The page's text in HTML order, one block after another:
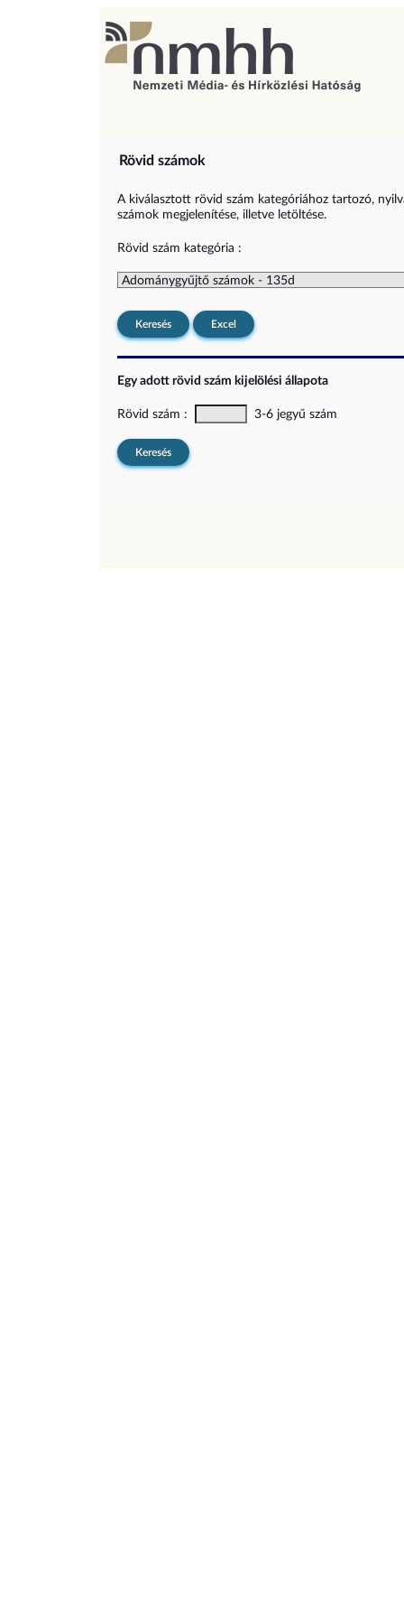
Rövid számok
A kiválasztott rövid szám kategóriához tartozó,
számok megjelenítése, illetve letöltése.
Rövid szám kategória :
Keresés Excel
Egy adott rövid szám kijelölési állapota
Rövid szám : 3-6 jegyű szám
Keresés